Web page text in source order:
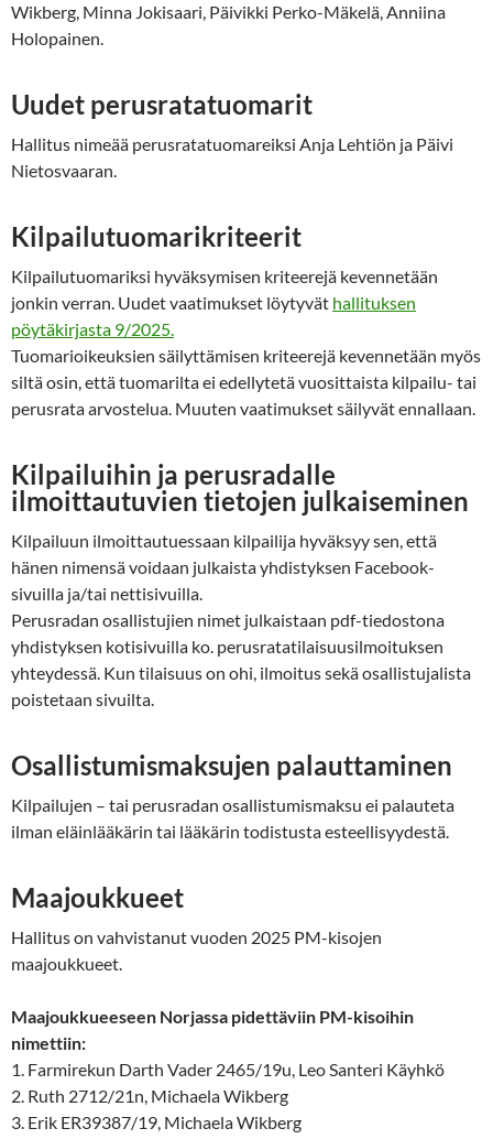
Wikberg, Minna Jokisaari, Päivikki Perko-Mäkelä, Anniina
Holopainen.
Uudet perusratatuomarit
Hallitus nimeää perusratatuomareiksi Anja Lehtiön ja Päivi
Nietosvaaran.
Kilpailutuomarikriteerit
Kilpailutuomariksi hyväksymisen kriteerejä kevennetään
jonkin verran. Uudet vaatimukset löytyvät hallituksen
pöytäkirjasta 9/2025.
Tuomarioikeuksien säilyttämisen kriteerejä kevennetään myös
siltä osin, että tuomarilta ei edellytetä vuosittaista kilpailu- tai
perusrata arvostelua. Muuten vaatimukset säilyvät ennallaan.
Kilpailuihin ja perusradalle
ilmoittautuvien tietojen julkaiseminen
Kilpailuun ilmoittautuessaan kilpailija hyväksyy sen, että
hänen nimensä voidaan julkaista yhdistyksen Facebook-
sivuilla ja/tai nettisivuilla.
Perusradan osallistujien nimet julkaistaan pdf-tiedostona
yhdistyksen kotisivuilla ko. perusratatilaisuusilmoituksen
yhteydessä. Kun tilaisuus on ohi, ilmoitus sekä osallistujalista
poistetaan sivuilta.
Osallistumismaksujen palauttaminen
Kilpailujen – tai perusradan osallistumismaksu ei palauteta
ilman eläinlääkärin tai lääkärin todistusta esteellisyydestä.
Maajoukkueet
Hallitus on vahvistanut vuoden 2025 PM-kisojen
maajoukkueet.
Maajoukkueeseen Norjassa pidettäviin PM-kisoihin
nimettiin:
1. Farmirekun Darth Vader 2465/19u, Leo Santeri Käyhkö
2. Ruth 2712/21n, Michaela Wikberg
3. Erik ER39387/19, Michaela Wikberg